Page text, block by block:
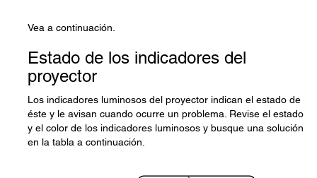
Vea a continuación.
Estado de los indicadores del
proyector
Los indicadores luminosos del proyector indican el estado de
éste y le avisan cuando ocurre un problema. Revise el estado
y el color de los indicadores luminosos y busque una solución
en la tabla a continuación.